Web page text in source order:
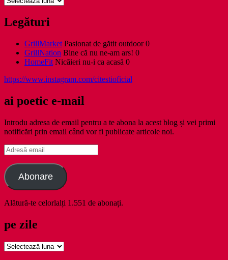
Legături
GrillMarket Pasionat de gătit outdoor 0
GrillNation Bine că nu ne-am ars! 0
HomeFit Nicăieri nu-i ca acasă 0
https://www.instagram.com/citestioficial
ai poetic e-mail
Introdu adresa de email pentru a te abona la acest blog și vei primi
notificări prin email când vor fi publicate articole noi.
Adresă
email
Abonare
Alătură-te celorlalți 1.551 de abonați.
pe zile
pe